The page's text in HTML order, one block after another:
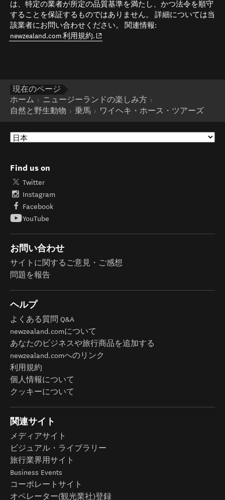
は、特定の業者が所定の品質基準を満たし、かつ法令を順守
することを保証するものではありません。 詳細については当
該業者にお問い合わせください。 関連情報:
newzealand.com 利用規約. (opens in new window)
現在のページ
ホーム
ニュージーランドの楽しみ方
自然と野生動物
乗馬 ワイヘキ・ホース・ツアーズ
Find us on
Twitter
Instagram
Facebook
YouTube
お問い合わせ
サイトに関するご意見・ご感想
問題を報告
ヘルプ
よくある質問 Q&A
newzealand.comについて
あなたのビジネスや旅行商品を追加する
newzealand.comへのリンク
利用規約
個人情報について
クッキーについて
関連サイト
メディアサイト
ビジュアル・ライブラリー
旅行業界用サイト
Business Events
コーポレートサイト
オペレーター(観光業社)登録